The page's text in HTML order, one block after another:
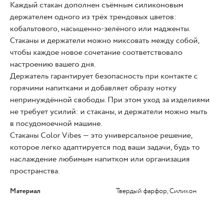
Каждый стакан дополнен съёмным силиконовым
держателем одного из трёх трендовых цветов:
кобальтового, насыщенно-зелёного или мадженты.
Стаканы и держатели можно миксовать между собой,
чтобы каждое новое сочетание соответствовало
настроению вашего дня.
Держатель гарантирует безопасность при контакте с
горячими напитками и добавляет образу нотку
непринуждённой свободы. При этом уход за изделиями
не требует усилий: и стаканы, и держатели можно мыть
в посудомоечной машине.
Стаканы Color Vibes — это универсальное решение,
которое легко адаптируется под ваши задачи, будь то
наслаждение любимым напитком или организация
пространства.
Материал Твердый фарфор, Силикон